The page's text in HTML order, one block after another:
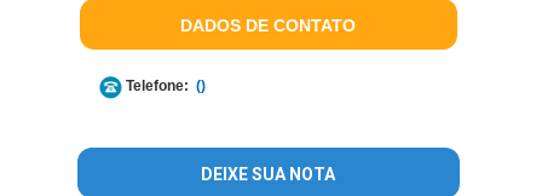
DADOS DE CONTATO
Telefone: ()
DEIXE SUA NOTA